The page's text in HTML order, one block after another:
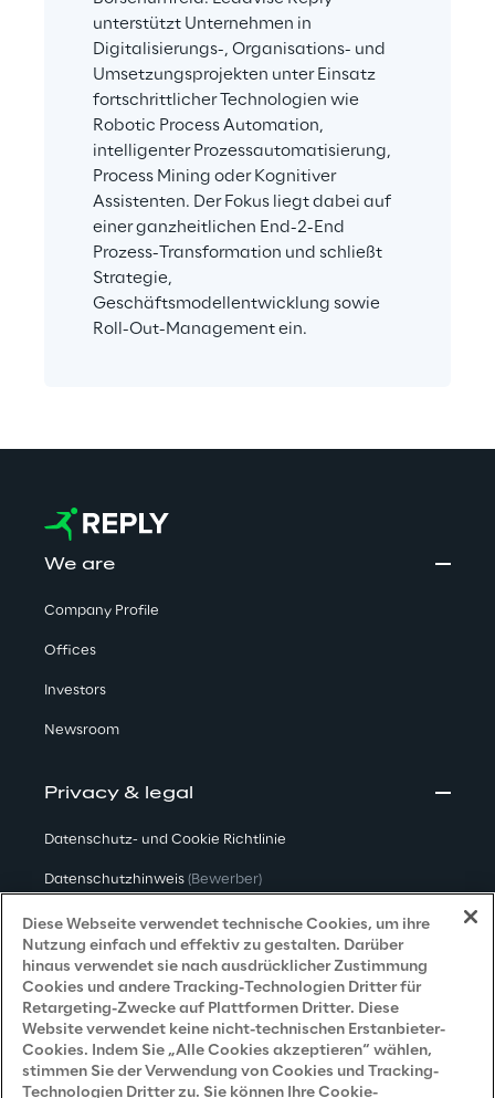
unterstützt Unternehmen in
Digitalisierungs-, Organisations- und
Umsetzungsprojekten unter Einsatz
fortschrittlicher Technologien wie
Robotic Process Automation,
intelligenter Prozessautomatisierung,
Process Mining oder Kognitiver
Assistenten. Der Fokus liegt dabei auf
einer ganzheitlichen End-2-End
Prozess-Transformation und schließt
Strategie,
Geschäftsmodellentwicklung sowie
Roll-Out-Management ein.
We are
Company Profile
Offices
Investors
Newsroom
Privacy & legal
Datenschutz- und Cookie Richtlinie
Datenschutzhinweis (Bewerber)
Datenschutzhinweis(Kunden)
Datenschutzhinweis (Dienstleister)
Datenschutzhinweis (Marketing)
Accessibility Statement
Diese Webseite verwendet technische Cookies, um ihre
Nutzung einfach und effektiv zu gestalten. Darüber
hinaus verwendet sie nach ausdrücklicher Zustimmung
Cookies und andere Tracking-Technologien Dritter für
Retargeting-Zwecke auf Plattformen Dritter. Diese
Website verwendet keine nicht-technischen Erstanbieter-
Cookies. Indem Sie „Alle Cookies akzeptieren“ wählen,
stimmen Sie der Verwendung von Cookies und Tracking-
Technologien Dritter zu. Sie können Ihre Cookie-